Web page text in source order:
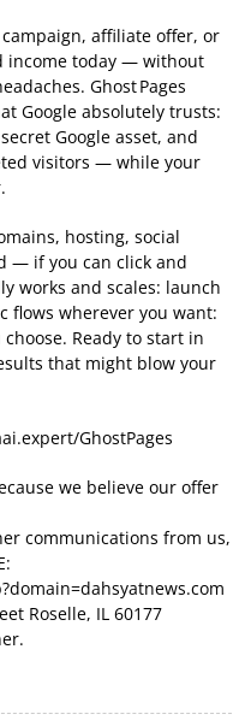
affiliate offer, or
income today — without
Ghost Pages
Google absolutely trusts:
Google asset, and
visitors — while your
hosting, social
— if you can click and
works and scales: launch
flows wherever you want:
Ready to start in
that might blow your
GhostPages
we believe our offer
communications from us,
Roselle, IL 60177